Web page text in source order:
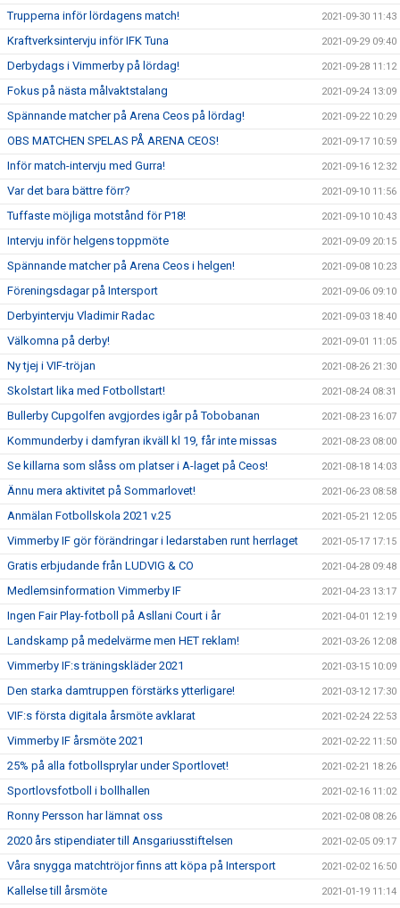
Trupperna inför lördagens match! 2021-09-30 11:43
Kraftverksintervju inför IFK Tuna 2021-09-29 09:40
Derbydags i Vimmerby på lördag! 2021-09-28 11:12
Fokus på nästa målvaktstalang 2021-09-24 13:09
Spännande matcher på Arena Ceos på lördag! 2021-09-22 10:29
OBS MATCHEN SPELAS PÅ ARENA CEOS! 2021-09-17 10:59
Inför match-intervju med Gurra! 2021-09-16 12:32
Var det bara bättre förr? 2021-09-10 11:56
Tuffaste möjliga motstånd för P18! 2021-09-10 10:43
Intervju inför helgens toppmöte 2021-09-09 20:15
Spännande matcher på Arena Ceos i helgen! 2021-09-08 10:23
Föreningsdagar på Intersport 2021-09-06 09:10
Derbyintervju Vladimir Radac 2021-09-03 18:40
Välkomna på derby! 2021-09-01 11:05
Ny tjej i VIF-tröjan 2021-08-26 21:30
Skolstart lika med Fotbollstart! 2021-08-24 08:31
Bullerby Cupgolfen avgjordes igår på Tobobanan 2021-08-23 16:07
Kommunderby i damfyran ikväll kl 19, får inte missas 2021-08-23 08:00
Se killarna som slåss om platser i A-laget på Ceos! 2021-08-18 14:03
Ännu mera aktivitet på Sommarlovet! 2021-06-23 08:58
Anmälan Fotbollskola 2021 v.25 2021-05-21 12:05
Vimmerby IF gör förändringar i ledarstaben runt herrlaget 2021-05-17 17:15
Gratis erbjudande från LUDVIG & CO 2021-04-28 09:48
Medlemsinformation Vimmerby IF 2021-04-23 13:17
Ingen Fair Play-fotboll på Asllani Court i år 2021-04-01 12:19
Landskamp på medelvärme men HET reklam! 2021-03-26 12:08
Vimmerby IF:s träningskläder 2021 2021-03-15 10:09
Den starka damtruppen förstärks ytterligare! 2021-03-12 17:30
VIF:s första digitala årsmöte avklarat 2021-02-24 22:53
Vimmerby IF årsmöte 2021 2021-02-22 11:50
25% på alla fotbollsprylar under Sportlovet! 2021-02-21 18:26
Sportlovsfotboll i bollhallen 2021-02-16 11:02
Ronny Persson har lämnat oss 2021-02-08 08:26
2020 års stipendiater till Ansgariusstiftelsen 2021-02-05 09:17
Våra snygga matchtröjor finns att köpa på Intersport 2021-02-02 16:50
Kallelse till årsmöte 2021-01-19 11:14